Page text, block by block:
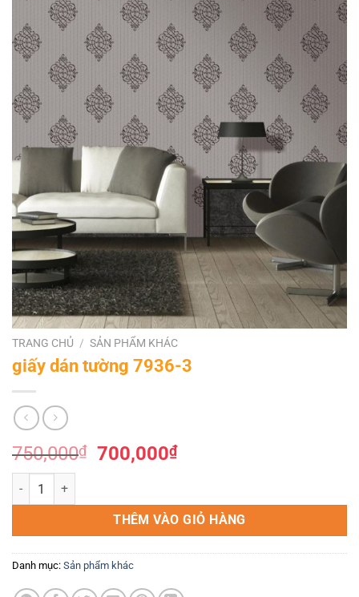
TRANG CHỦ / SẢN PHẨM KHÁC
giấy dán tường 7936-3
750,000₫
Giá
750,000₫.
700,000₫Giá
là:
700,000₫.
giấy dán tường 7936-3 số lượng
THÊM VÀO GIỎ HÀNG
Danh mục: Sản phẩm khác